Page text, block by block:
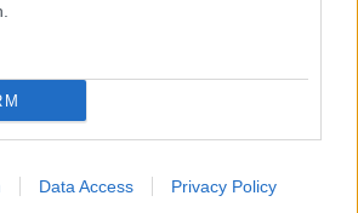
Data Access Privacy Policy
is védik a növényzetet